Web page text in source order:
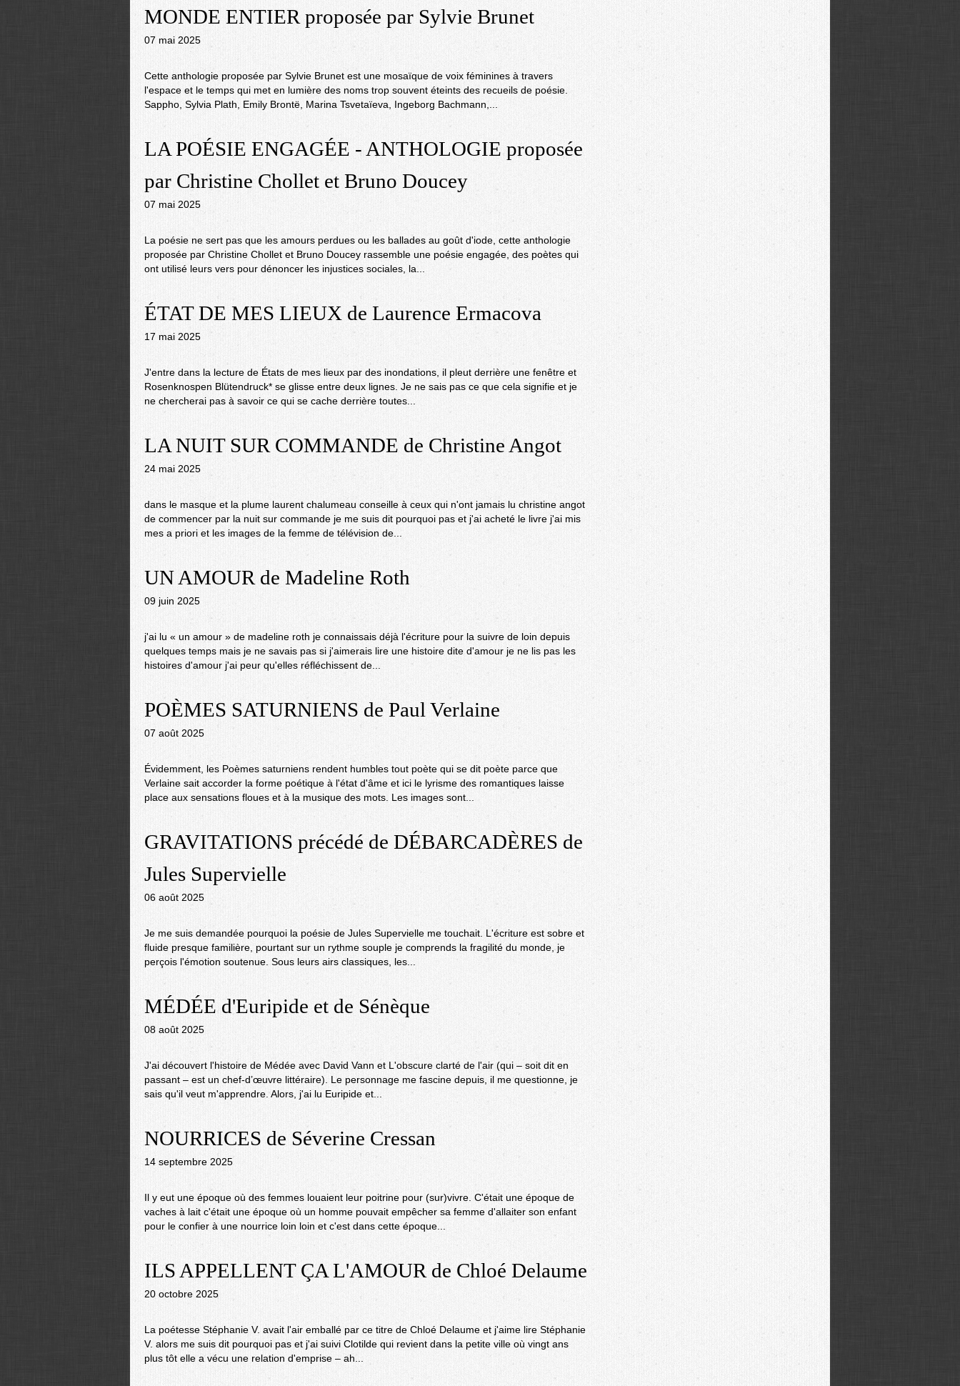
MONDE ENTIER proposée par Sylvie Brunet
07 mai 2025
Cette anthologie proposée par Sylvie Brunet est une mosaïque de voix féminines à travers
l'espace et le temps qui met en lumière des noms trop souvent éteints des recueils de poésie.
Sappho, Sylvia Plath, Emily Brontë, Marina Tsvetaïeva, Ingeborg Bachmann,...
LA POÉSIE ENGAGÉE - ANTHOLOGIE proposée
par Christine Chollet et Bruno Doucey
07 mai 2025
La poésie ne sert pas que les amours perdues ou les ballades au goût d'iode, cette anthologie
proposée par Christine Chollet et Bruno Doucey rassemble une poésie engagée, des poètes qui
ont utilisé leurs vers pour dénoncer les injustices sociales, la...
ÉTAT DE MES LIEUX de Laurence Ermacova
17 mai 2025
J'entre dans la lecture de États de mes lieux par des inondations, il pleut derrière une fenêtre et
Rosenknospen Blütendruck* se glisse entre deux lignes. Je ne sais pas ce que cela signifie et je
ne chercherai pas à savoir ce qui se cache derrière toutes...
LA NUIT SUR COMMANDE de Christine Angot
24 mai 2025
dans le masque et la plume laurent chalumeau conseille à ceux qui n'ont jamais lu christine angot
de commencer par la nuit sur commande je me suis dit pourquoi pas et j'ai acheté le livre j'ai mis
mes a priori et les images de la femme de télévision de...
UN AMOUR de Madeline Roth
09 juin 2025
j'ai lu « un amour » de madeline roth je connaissais déjà l'écriture pour la suivre de loin depuis
quelques temps mais je ne savais pas si j'aimerais lire une histoire dite d'amour je ne lis pas les
histoires d'amour j'ai peur qu'elles réfléchissent de...
POÈMES SATURNIENS de Paul Verlaine
07 août 2025
Évidemment, les Poèmes saturniens rendent humbles tout poète qui se dit poète parce que
Verlaine sait accorder la forme poétique à l'état d'âme et ici le lyrisme des romantiques laisse
place aux sensations floues et à la musique des mots. Les images sont...
GRAVITATIONS précédé de DÉBARCADÈRES de
Jules Supervielle
06 août 2025
Je me suis demandée pourquoi la poésie de Jules Supervielle me touchait. L'écriture est sobre et
fluide presque familière, pourtant sur un rythme souple je comprends la fragilité du monde, je
perçois l'émotion soutenue. Sous leurs airs classiques, les...
MÉDÉE d'Euripide et de Sénèque
08 août 2025
J'ai découvert l'histoire de Médée avec David Vann et L'obscure clarté de l'air (qui – soit dit en
passant – est un chef-d’œuvre littéraire). Le personnage me fascine depuis, il me questionne, je
sais qu'il veut m'apprendre. Alors, j'ai lu Euripide et...
NOURRICES de Séverine Cressan
14 septembre 2025
Il y eut une époque où des femmes louaient leur poitrine pour (sur)vivre. C'était une époque de
vaches à lait c'était une époque où un homme pouvait empêcher sa femme d'allaiter son enfant
pour le confier à une nourrice loin loin et c'est dans cette époque...
ILS APPELLENT ÇA L'AMOUR de Chloé Delaume
20 octobre 2025
La poétesse Stéphanie V. avait l'air emballé par ce titre de Chloé Delaume et j'aime lire Stéphanie
V. alors me suis dit pourquoi pas et j'ai suivi Clotilde qui revient dans la petite ville où vingt ans
plus tôt elle a vécu une relation d'emprise – ah...